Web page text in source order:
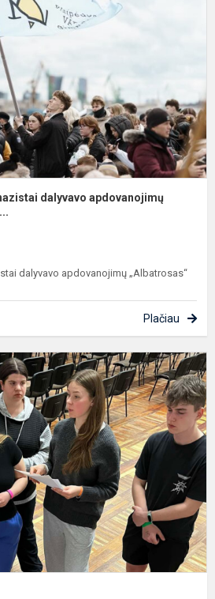
dalyvavo apdovanojimų
dalyvavo apdovanojimų „Albatrosas“
Plačiau